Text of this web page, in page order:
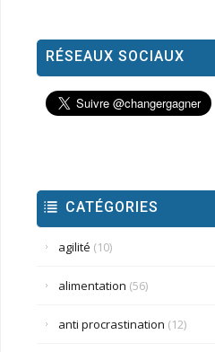
RÉSEAUX SOCIAUX
CATÉGORIES
agilité (10)
alimentation (56)
anti procrastination (12)